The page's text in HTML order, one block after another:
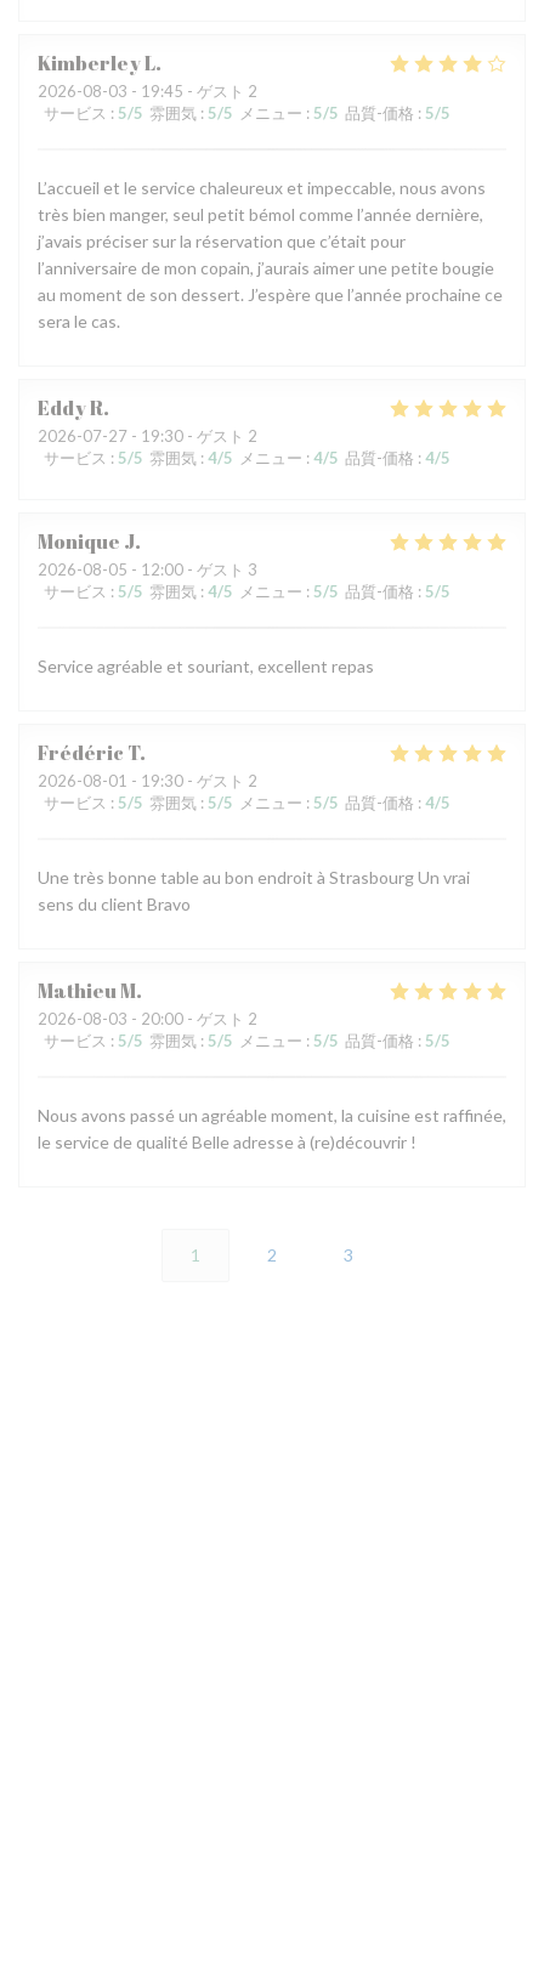
KimberleyL
2026-08-03 - 19:45 - ゲスト 2
サービス : 5/5 雰囲気 : 5/5 メニュー : 5/5 品質-価格 : 5/5
L’accueil et le service chaleureux et impeccable, nous avons
très bien manger, seul petit bémol comme l’année dernière,
j’avais préciser sur la réservation que c’était pour
l’anniversaire de mon copain, j’aurais aimer une petite bougie
au moment de son dessert. J’espère que l’année prochaine ce
sera le cas.
EddyR
2026-07-27 - 19:30 - ゲスト 2
サービス : 5/5 雰囲気 : 4/5 メニュー : 4/5 品質-価格 : 4/5
Monique J
2026-08-05 - 12:00 - ゲスト 3
サービス : 5/5 雰囲気 : 4/5 メニュー : 5/5 品質-価格 : 5/5
Service agréable et souriant, excellent repas
Frédéric T
2026-08-01 - 19:30 - ゲスト 2
サービス : 5/5 雰囲気 : 5/5 メニュー : 5/5 品質-価格 : 4/5
Une très bonne table au bon endroit à Strasbourg Un vrai
sens du client Bravo
MathieuM
2026-08-03 - 20:00 - ゲスト 2
サービス : 5/5 雰囲気 : 5/5 メニュー : 5/5 品質-価格 : 5/5
Nous avons passé un agréable moment, la cuisine est raffinée,
le service de qualité Belle adresse à (re)découvrir !
1 2 3